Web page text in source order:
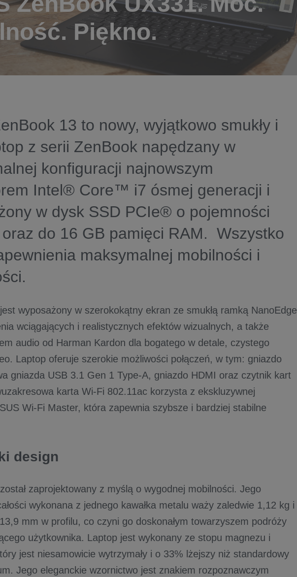
Piękno.
13 to nowy, wyjątkowo smukły i
z serii ZenBook napędzany w
konfiguracji najnowszym
Intel® Core™ i7 ósmej generacji i
w dysk SSD PCIe® o pojemności
do 16 GB pamięci RAM. Wszystko
maksymalnej mobilności i
wyposażony w szerokokątny ekran ze smukłą ramką NanoEdge
wciągających i realistycznych efektów wizualnych, a także
audio od Harman Kardon dla bogatego w detale, czystego
Laptop oferuje szerokie możliwości połączeń, w tym: gniazdo
gniazda USB 3.1 Gen 1 Type-A, gniazdo HDMI oraz czytnik kart
karta Wi-Fi 802.11ac korzysta z ekskluzywnej
Wi-Fi Master, która zapewnia szybsze i bardziej stabilne
design
zaprojektowany z myślą o wygodnej mobilności. Jego
wykonana z jednego kawałka metalu waży zaledwie 1,12 kg i
mm w profilu, co czyni go doskonałym towarzyszem podróży
użytkownika. Laptop jest wykonany ze stopu magnezu i
jest niesamowicie wytrzymały i o 33% lżejszy niż standardowy
Jego eleganckie wzornictwo jest znakiem rozpoznawczym